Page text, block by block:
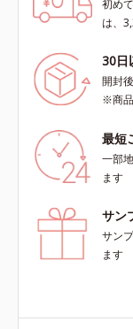
初め
は、
30日
開封
※商
最短
一部
ます
サン
サン
ます